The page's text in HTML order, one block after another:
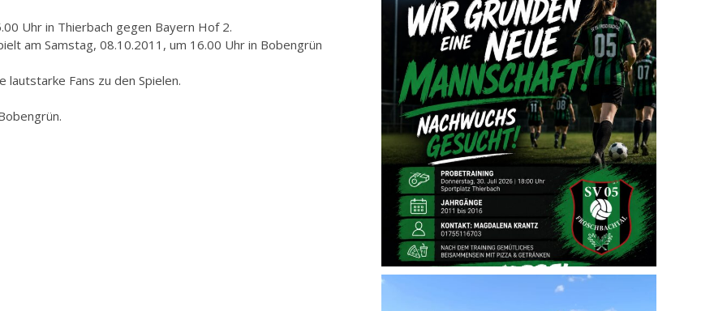
Uhr in Thierbach gegen Bayern Hof 2.
am Samstag, 08.10.2011, um 16.00 Uhr in Bobengrün
lautstarke Fans zu den Spielen.